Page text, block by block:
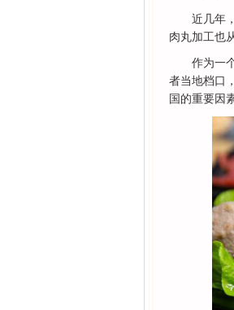
近几年
肉丸加工也
作为一
者当地档口
国的重要因素